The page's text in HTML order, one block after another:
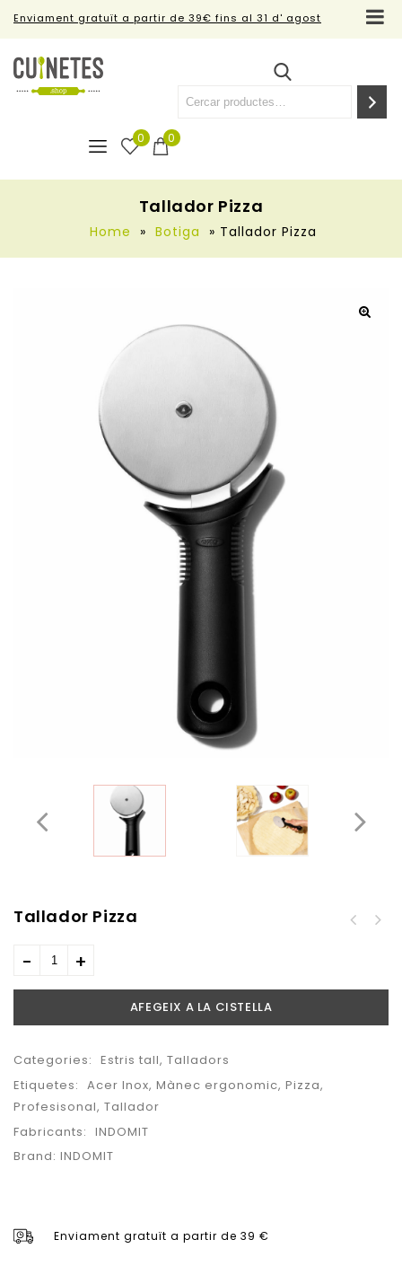
Enviament gratuït a partir de 39€ fins al 31 d' agost
0
0
Tallador Pizza
Home » Botiga » Tallador Pizza
Tallador Pizza
9,95
AFEGEIX A LA CISTELLA
Categories: Estris tall, Talladors
Etiquetes: Acer Inox, Mànec ergonomic, Pizza,
Profesisonal, Tallador
Fabricants: INDOMIT
Brand: INDOMIT
Enviament gratuït a partir de 39 €